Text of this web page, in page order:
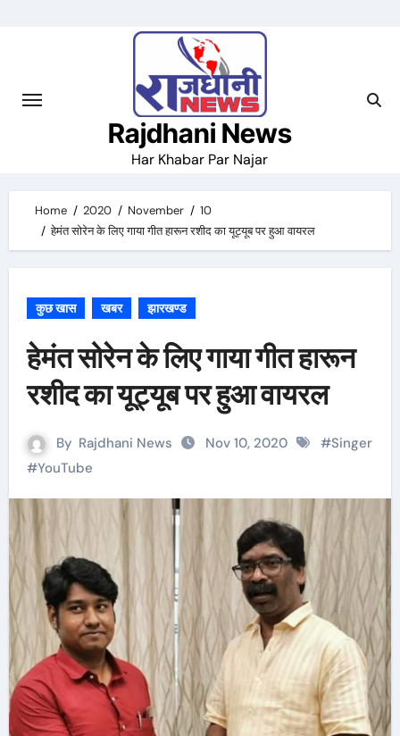
Rajdhani News
Har Khabar Par Najar
Home 2020 November
10
हेमंत सोरेन के लिए गाया गीत हारून रशीद का यूट्यूब पर हुआ वायरल
कुछ खास खबर झारखण्ड
हेमंत सोरेन के लिए गाया गीत हारून
रशीद का यूट्यूब पर हुआ वायरल
By Rajdhani News Nov 10, 2020 #Singer
#YouTube